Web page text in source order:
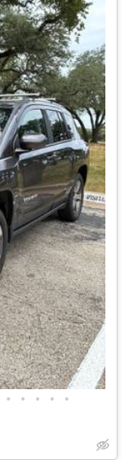
• • • • •